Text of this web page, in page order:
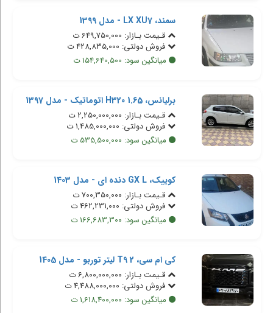
سمند، LX XU7 - مدل 1399
قـیمت بـازار: 649,750,000 ت
فروش دولتی: 428,835,000 ت
میانگین سود: 154,640,500 ت
برلیانس، H320 1.65 اتوماتیک - مدل 1397
قـیمت بـازار: 2,250,000,000 ت
فروش دولتی: 1,485,000,000 ت
میانگین سود: 535,500,000 ت
کوییک، GX L دنده ای - مدل 1403
قـیمت بـازار: 700,350,000 ت
فروش دولتی: 462,231,000 ت
میانگین سود: 166,683,300 ت
کی ام سی، T9 2 لیتر توربو - مدل 1405
قـیمت بـازار: 6,800,000,000 ت
فروش دولتی: 4,488,000,000 ت
میانگین سود: 1,618,400,000 ت